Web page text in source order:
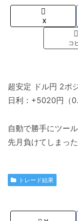
X
コ
超安定 ドル円 2ポ
日利：+5020円（
自動で勝手にツー
先月負けてしまっ
トレード結果